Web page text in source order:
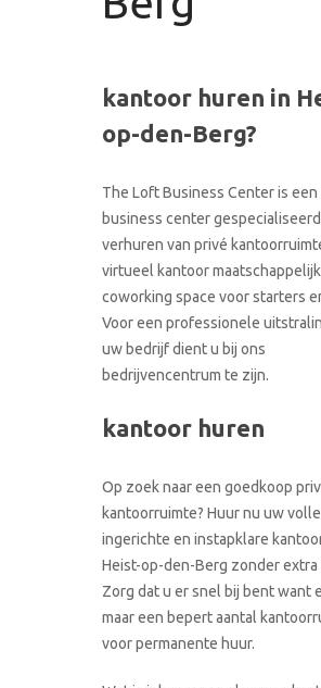
kantoor huren in
op-den-Berg?
The Loft Business Center is
business center
verhuren van privé
virtueel kantoor
coworking space voor starters
Voor een professionele
uw bedrijf dient u bij ons
bedrijvencentrum te zijn.
kantoor huren
Op zoek naar een goedkoop
kantoorruimte? Huur nu uw
ingerichte en instapklare
Heist-op-den-Berg zonder extra
Zorg dat u er snel bij bent want
maar een bepert aantal
voor permanente huur.